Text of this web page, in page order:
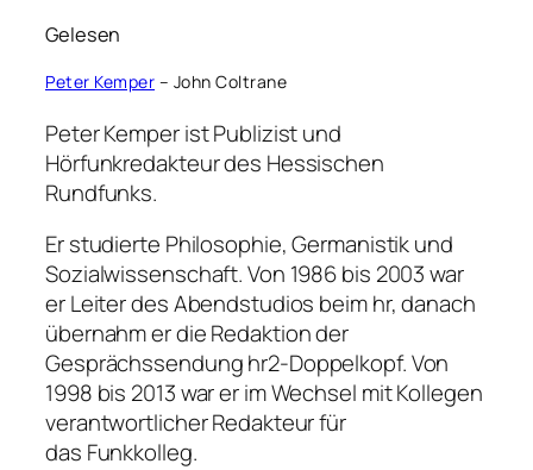
Gelesen
Peter Kemper – John Coltrane
Peter Kemper ist Publizist und
Hörfunkredakteur des Hessischen
Rundfunks.
Er studierte Philosophie, Germanistik und
Sozialwissenschaft. Von 1986 bis 2003 war
er Leiter des Abendstudios beim hr, danach
übernahm er die Redaktion der
Gesprächssendung hr2-Doppelkopf. Von
1998 bis 2013 war er im Wechsel mit Kollegen
verantwortlicher Redakteur für
das Funkkolleg.